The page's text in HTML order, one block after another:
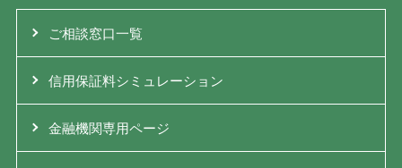
ご相談窓口一覧
信用保証料シミュレーション
金融機関専用ページ